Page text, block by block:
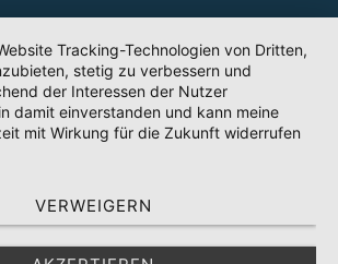
Tracking-Technologien von Dritten,
stetig zu verbessern und
der Interessen der Nutzer
damit einverstanden und kann meine
mit Wirkung für die Zukunft widerrufen
VERWEIGERN